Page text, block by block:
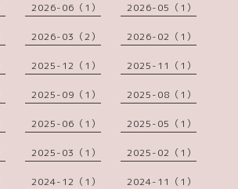
2026-06（1） 2026-05（1）
2026-03（2） 2026-02（1）
2025-12（1） 2025-11（1）
2025-09（1） 2025-08（1）
2025-06（1） 2025-05（1）
2025-03（1） 2025-02（1）
2024-12（1） 2024-11（1）